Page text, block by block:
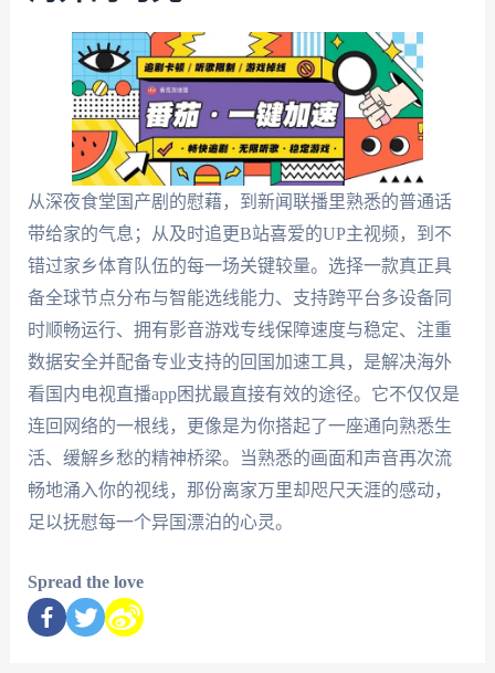
从深夜食堂国产剧的慰藉，到新闻联播里熟悉的普通话
带给家的气息；从及时追更B站喜爱的UP主视频，到不
错过家乡体育队伍的每一场关键较量。选择一款真正具
备全球节点分布与智能选线能力、支持跨平台多设备同
时顺畅运行、拥有影音游戏专线保障速度与稳定、注重
数据安全并配备专业支持的回国加速工具，是解决海外
看国内电视直播app困扰最直接有效的途径。它不仅仅是
连回网络的一根线，更像是为你搭起了一座通向熟悉生
活、缓解乡愁的精神桥梁。当熟悉的画面和声音再次流
畅地涌入你的视线，那份离家万里却咫尺天涯的感动，
足以抚慰每一个异国漂泊的心灵。
Spread the love